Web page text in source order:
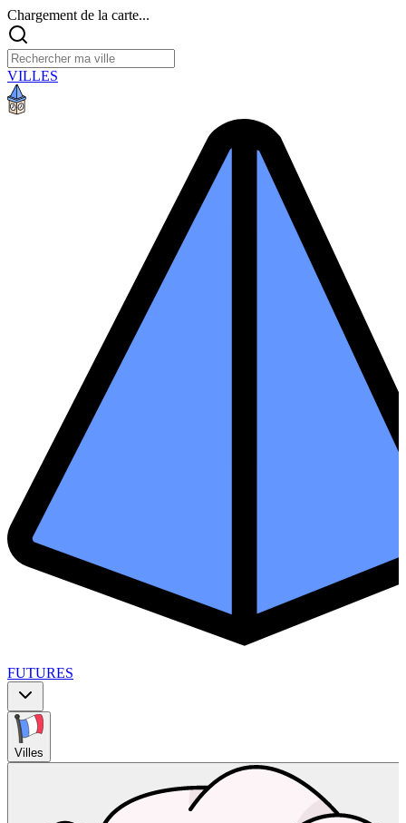
Chargement de la carte...
VILLES
FUTURES
Villes